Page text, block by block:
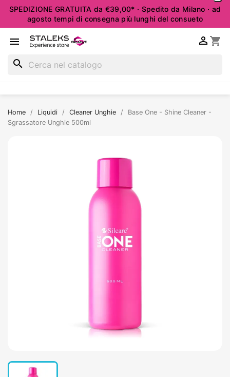
SPEDIZIONE GRATUITA da €39,00* · Spedito da Milano · ad
agosto tempi di consegna più lunghi del consueto
 shopping_cart

search
Home Liquidi Cleaner Unghie
Base One - Shine Cleaner -
Sgrassatore Unghie 500ml